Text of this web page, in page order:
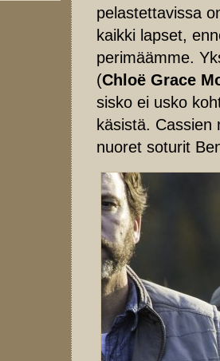
pelastettavissa
kaikki lapset,
perimäämme.
(Chloë Grace
sisko ei usko
käsistä. Cassien
nuoret soturit